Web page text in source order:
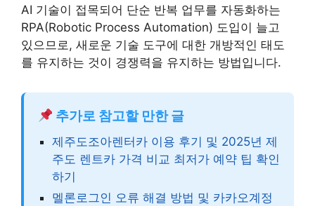
AI 기술이 접목되어 단순 반복 업무를 자동화하는
RPA(Robotic Process Automation) 도입이 늘고
있으므로, 새로운 기술 도구에 대한 개방적인 태도
를 유지하는 것이 경쟁력을 유지하는 방법입니다.
추가로 참고할 만한 글
제주도조아렌터카 이용 후기 및 2025년 제
주도 렌트카 가격 비교 최저가 예약 팁 확인
하기
멜론로그인 오류 해결 방법 및 카카오계정